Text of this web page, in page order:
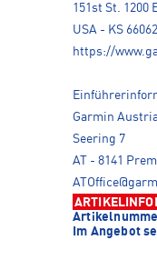
151st St. 1200
USA - KS
https://
Garmin
Seering 7
AT - 8141
Im Angebot